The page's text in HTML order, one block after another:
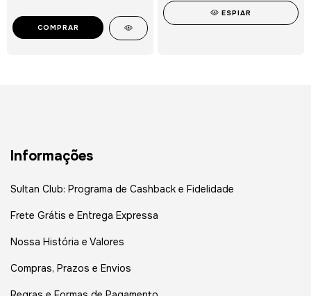
ESPIAR
Informações
Sultan Club: Programa de Cashback e Fidelidade
Frete Grátis e Entrega Expressa
Nossa História e Valores
Compras, Prazos e Envios